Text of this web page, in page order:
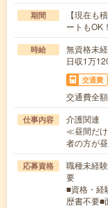
期間
【現在も
ートもOK！
時給
無資格未
日収1万
交通費
交通費全
仕事内容
介護関連
≪昼間だ
者の方が
応募資格
職種未経
要
■資格・経
歴書不要